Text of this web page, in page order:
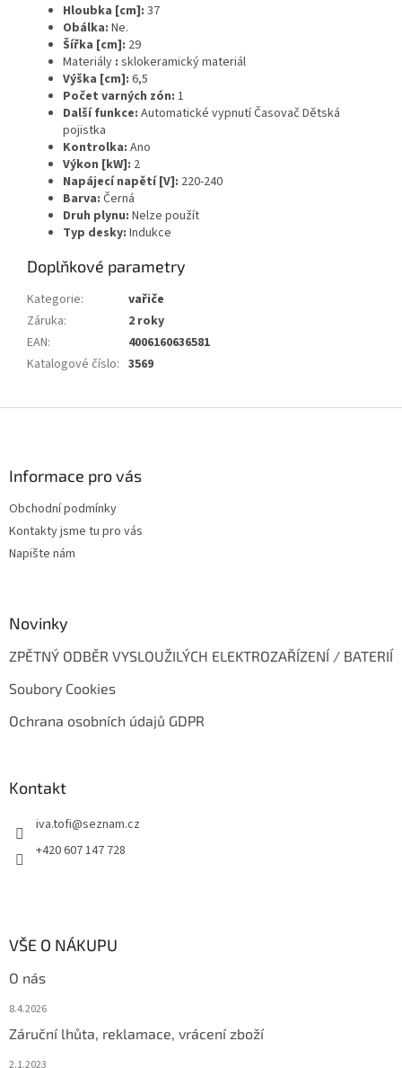
Hloubka [cm]: 37
Obálka: Ne.
Šířka [cm]: 29
Materiály : sklokeramický materiál
Výška [cm]: 6,5
Počet varných zón: 1
Další funkce: Automatické vypnutí Časovač Dětská
pojistka
Kontrolka: Ano
Výkon [kW]: 2
Napájecí napětí [V]: 220-240
Barva: Černá
Druh plynu: Nelze použít
Typ desky: Indukce
Doplňkové parametry
Kategorie:
vařiče
Záruka:
2 roky
EAN:
4006160636581
Katalogové číslo: 3569
Informace pro vás
Obchodní podmínky
Kontakty jsme tu pro vás
Napište nám
Novinky
ZPĚTNÝ ODBĚR VYSLOUŽILÝCH ELEKTROZAŘÍZENÍ / BATERIÍ
Soubory Cookies
Ochrana osobních údajů GDPR
Kontakt
iva.tofi@seznam.cz
+420 607 147 728
VŠE O NÁKUPU
O nás
8.4.2026
Záruční lhůta, reklamace, vrácení zboží
2.1.2023